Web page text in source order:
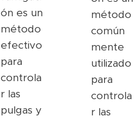
ón es un
método
efectivo
para
controla
r las
pulgas y
método
común
mente
utilizado
para
controla
r las